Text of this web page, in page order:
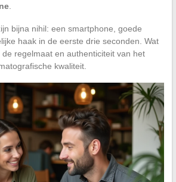
.
bijna nihil: een smartphone, goede
haak in de eerste drie seconden. Wat
regelmaat en authenticiteit van het
kwaliteit.